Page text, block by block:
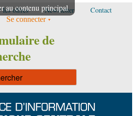
au contenu principal
les offres Newsletter Contact
Se connecter
de